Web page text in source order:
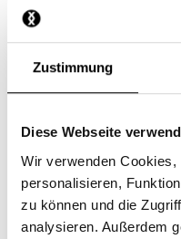
Zustimmung
Diese Webseite
Wir verwenden
personalisieren,
zu können und die
analysieren. Außerdem
Habt ihr auch
Wo werden die
Nimm